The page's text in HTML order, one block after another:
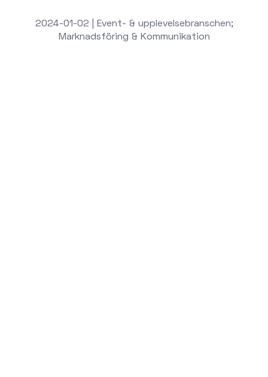
2024-01-02 | Event- & upplevelsebranschen;
Marknadsföring & Kommunikation